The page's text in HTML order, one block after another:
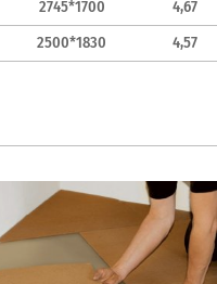
2745*1700
4,67
2500*1830 4,57